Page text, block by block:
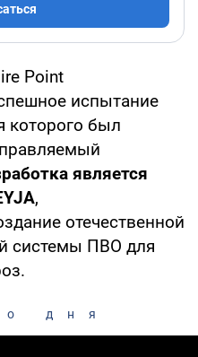
Point
испытание
которого был
является
,
отечественной
системы ПВО для
дня